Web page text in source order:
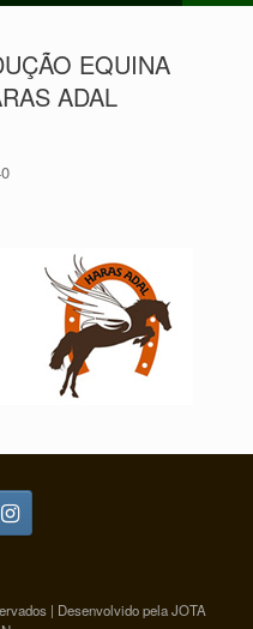
EQUINA
ADAL
| Desenvolvido pela JOTA